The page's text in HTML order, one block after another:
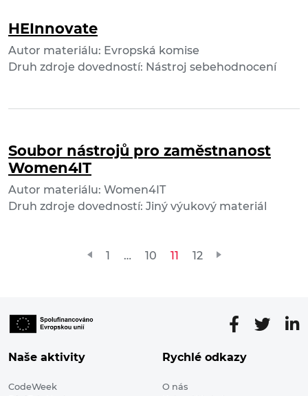
HEInnovate
Autor materiálu: Evropská komise
Druh zdroje dovedností: Nástroj sebehodnocení
Soubor nástrojů pro zaměstnanost
Women4IT
Autor materiálu: Women4IT
Druh zdroje dovedností: Jiný výukový materiál
Stránkování
1 … 10 11 12
Naše aktivity
CodeWeek
Rychlé odkazy
O nás